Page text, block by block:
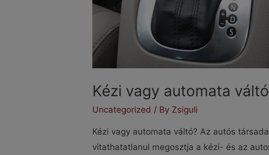
Kézi vagy automata
Uncategorized / By Zsiguli
Kézi vagy automata váltó? Az autós
vitathatatlanul megosztja a kézi- és az